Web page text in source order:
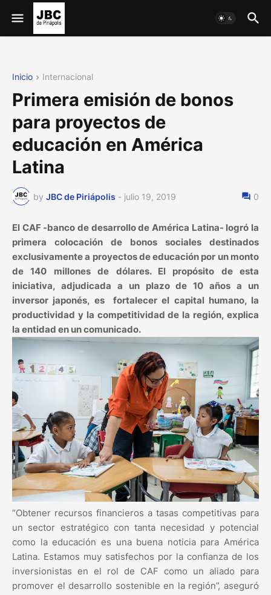
Inicio Internacional
Primera emisión de bonos
para proyectos de
educación en América
Latina
by JBC de Piriápolis - julio 19, 2019 0
El CAF -banco de desarrollo de América Latina- logró la
primera colocación de bonos sociales destinados
exclusivamente a proyectos de educación por un monto
de 140 millones de dólares. El propósito de esta
iniciativa, adjudicada a un plazo de 10 años a un
inversor japonés, es fortalecer el capital humano, la
productividad y la competitividad de la región, explica
la entidad en un comunicado.
“Obtener recursos financieros a tasas competitivas para
un sector estratégico con tanta necesidad y potencial
como la educación es una buena noticia para América
Latina. Estamos muy satisfechos por la confianza de los
inversionistas en el rol de CAF como un aliado para
promover el desarrollo sostenible en la región”, aseguró